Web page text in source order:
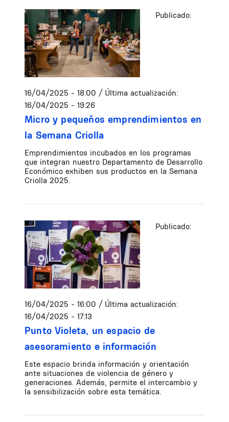
Publicado:
16/04/2025 - 18:00 / Última actualización:
16/04/2025 - 19:26
Micro y pequeños emprendimientos en
la Semana Criolla
Emprendimientos incubados en los programas
que integran nuestro Departamento de Desarrollo
Económico exhiben sus productos en la Semana
Criolla 2025.
Publicado:
16/04/2025 - 16:00 / Última actualización:
16/04/2025 - 17:13
Punto Violeta, un espacio de
asesoramiento e información
Este espacio brinda información y orientación
ante situaciones de violencia de género y
generaciones. Además, permite el intercambio y
la sensibilización sobre esta temática.